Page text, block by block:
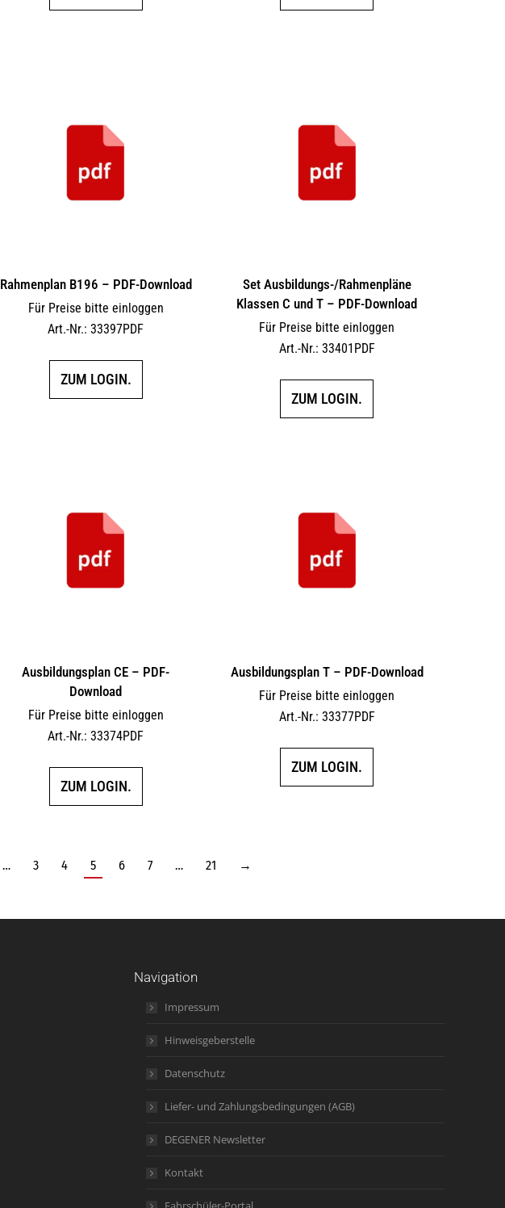
Rahmenplan B196 – PDF-Download
Für Preise bitte einloggen
Art.-Nr.: 33397PDF
ZUM LOGIN.
Set Ausbildungs-/Rahmenpläne
Klassen C und T – PDF-Download
Für Preise bitte einloggen
Art.-Nr.: 33401PDF
ZUM LOGIN.
Ausbildungsplan CE – PDF-
Download
Für Preise bitte einloggen
Art.-Nr.: 33374PDF
ZUM LOGIN.
Ausbildungsplan T – PDF-Download
Für Preise bitte einloggen
Art.-Nr.: 33377PDF
ZUM LOGIN.
… 3 4 5 6 7 … 21 →
Navigation
Impressum
Hinweisgeberstelle
Datenschutz
Liefer- und Zahlungsbedingungen (AGB)
DEGENER Newsletter
Kontakt